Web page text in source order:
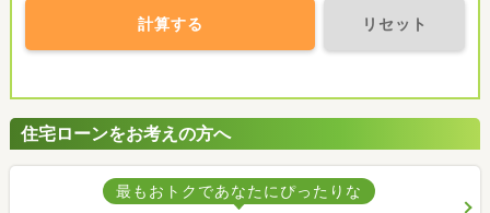
計算する リセット
住宅ローンをお考えの方へ
最もおトクであなたにぴったりな